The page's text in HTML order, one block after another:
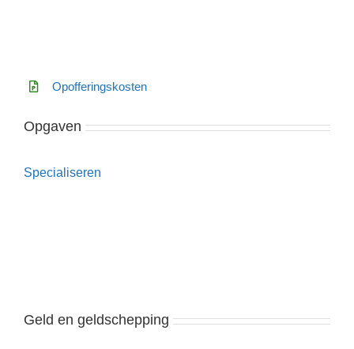
Opofferingskosten
Opgaven
Specialiseren
Geld en geldschepping